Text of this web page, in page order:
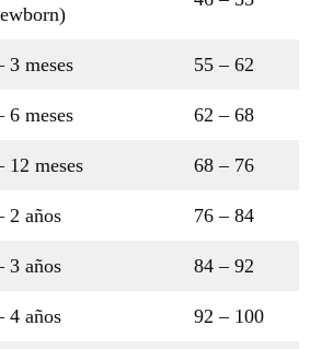
3 meses 55 – 62
6 meses 62 – 68
12 meses 68 – 76
2 años 76 – 84
3 años 84 – 92
4 años 92 – 100